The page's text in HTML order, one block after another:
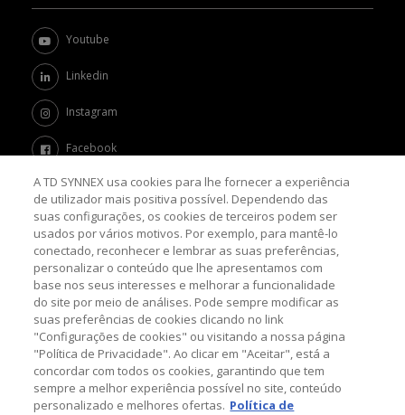
Youtube
Linkedin
Instagram
Facebook
Twitter
Channel Academy
SOBRE O BLOG
Nosso objetivo é levar até você as principais informações e
tendências sobre o mercado de TI, com a missão de mantê-lo
atualizado sobre as últimas novidades do universo da tecnologia.
© 2026 TD SYNNEX Corporation, 44201 Nobel Drive,
Fremont, CA 94538, USA, Tel: +1 954 308 0570
A TD SYNNEX usa cookies para lhe fornecer a experiência
de utilizador mais positiva possível. Dependendo das
suas configurações, os cookies de terceiros podem ser
usados por vários motivos. Por exemplo, para mantê-lo
conectado, reconhecer e lembrar as suas preferências,
personalizar o conteúdo que lhe apresentamos com
base nos seus interesses e melhorar a funcionalidade
do site por meio de análises. Pode sempre modificar as
suas preferências de cookies clicando no link
"Configurações de cookies" ou visitando a nossa página
"Política de Privacidade". Ao clicar em "Aceitar", está a
concordar com todos os cookies, garantindo que tem
sempre a melhor experiência possível no site, conteúdo
personalizado e melhores ofertas. Política de